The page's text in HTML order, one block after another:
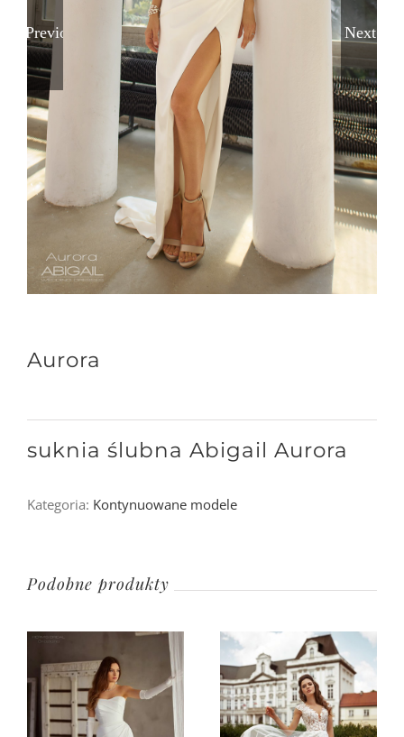
Previous Next
Aurora
suknia ślubna Abigail Aurora
Kategoria: Kontynuowane modele
Podobne produkty